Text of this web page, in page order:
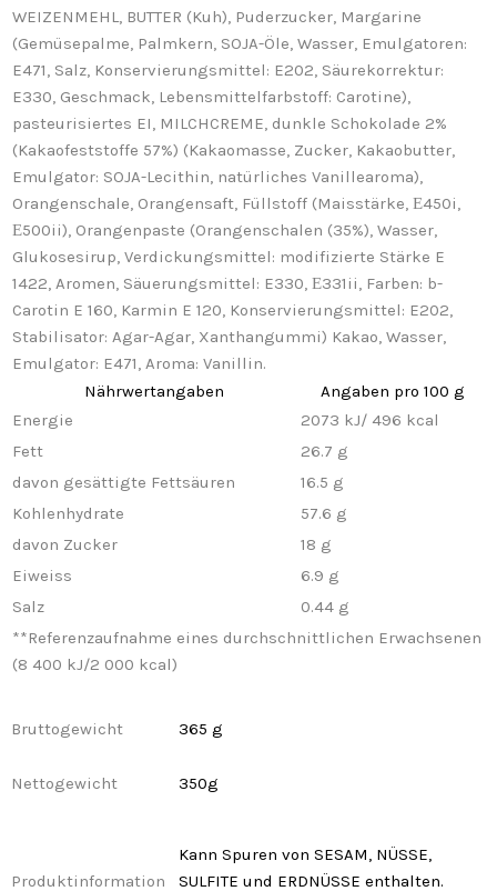
WEIZENMEHL, BUTTER (Kuh), Puderzucker, Margarine
(Gemüsepalme, Palmkern, SOJA-Öle, Wasser, Emulgatoren:
E471, Salz, Konservierungsmittel: E202, Säurekorrektur:
E330, Geschmack, Lebensmittelfarbstoff: Carotine),
pasteurisiertes EI, MILCHCREME, dunkle Schokolade 2%
(Kakaofeststoffe 57%) (Kakaomasse, Zucker, Kakaobutter,
Emulgator: SOJA-Lecithin, natürliches Vanillearoma),
Orangenschale, Orangensaft, Füllstoff (Maisstärke, Ε450i,
Ε500ii), Orangenpaste (Orangenschalen (35%), Wasser,
Glukosesirup, Verdickungsmittel: modifizierte Stärke E
1422, Aromen, Säuerungsmittel: E330, Ε331ii, Farben: b-
Carotin E 160, Karmin E 120, Konservierungsmittel: E202,
Stabilisator: Agar-Agar, Xanthangummi) Kakao, Wasser,
Emulgator: E471, Aroma: Vanillin.
Nährwertangaben
Angaben pro 100 g
Energie
2073 kJ/ 496 kcal
Fett
26.7 g
davon gesättigte Fettsäuren
16.5 g
Kohlenhydrate
57.6 g
davon Zucker
18 g
Eiweiss
6.9 g
Salz
0.44 g
**Referenzaufnahme eines durchschnittlichen Erwachsenen
(8 400 kJ/2 000 kcal)
Bruttogewicht 365 g
Nettogewicht 350g
Produktinformation
Kann Spuren von SESAM, NÜSSE,
SULFITE und ERDNÜSSE enthalten.